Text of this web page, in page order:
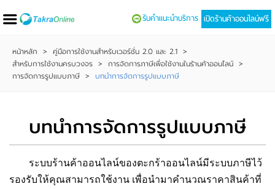
เปิดร้านค้าออนไลน์ฟรี
รับคำแนะนำบริการ
หน้าหลัก > คู่มือการใช้งานสำหรับเวอร์ชั่น 2.0 และ 2.1 >
สำหรับการใช้งานครบวงจร > การจัดการภาษีเพื่อใช้งานในร้านค้าออนไลน์ >
การจัดการรูปแบบภาษี > บทนำการจัดการรูปแบบภาษี
บทนำการจัดการรูปแบบภาษี
ระบบร้านค้าออนไลน์ของตะกร้าออนไลน์มีระบบภาษีไว้
รองรับให้คุณสามารถใช้งาน เพื่อนำมาคำนวณราคาสินค้าที่